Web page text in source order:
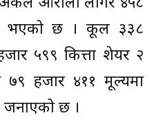
भएको छ । कूल ३३८
५९९ कित्ता शेयर २
हजार ४११ मूल्यमा
जनाएको छ ।